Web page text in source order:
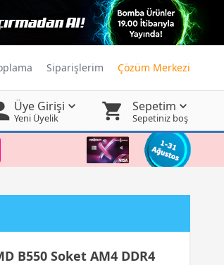
Siparişlerim Çözüm Merkezi
Üye Girişi
Yeni Üyelik
Sepetim
Sepetiniz boş
B550 Soket AM4 DDR4